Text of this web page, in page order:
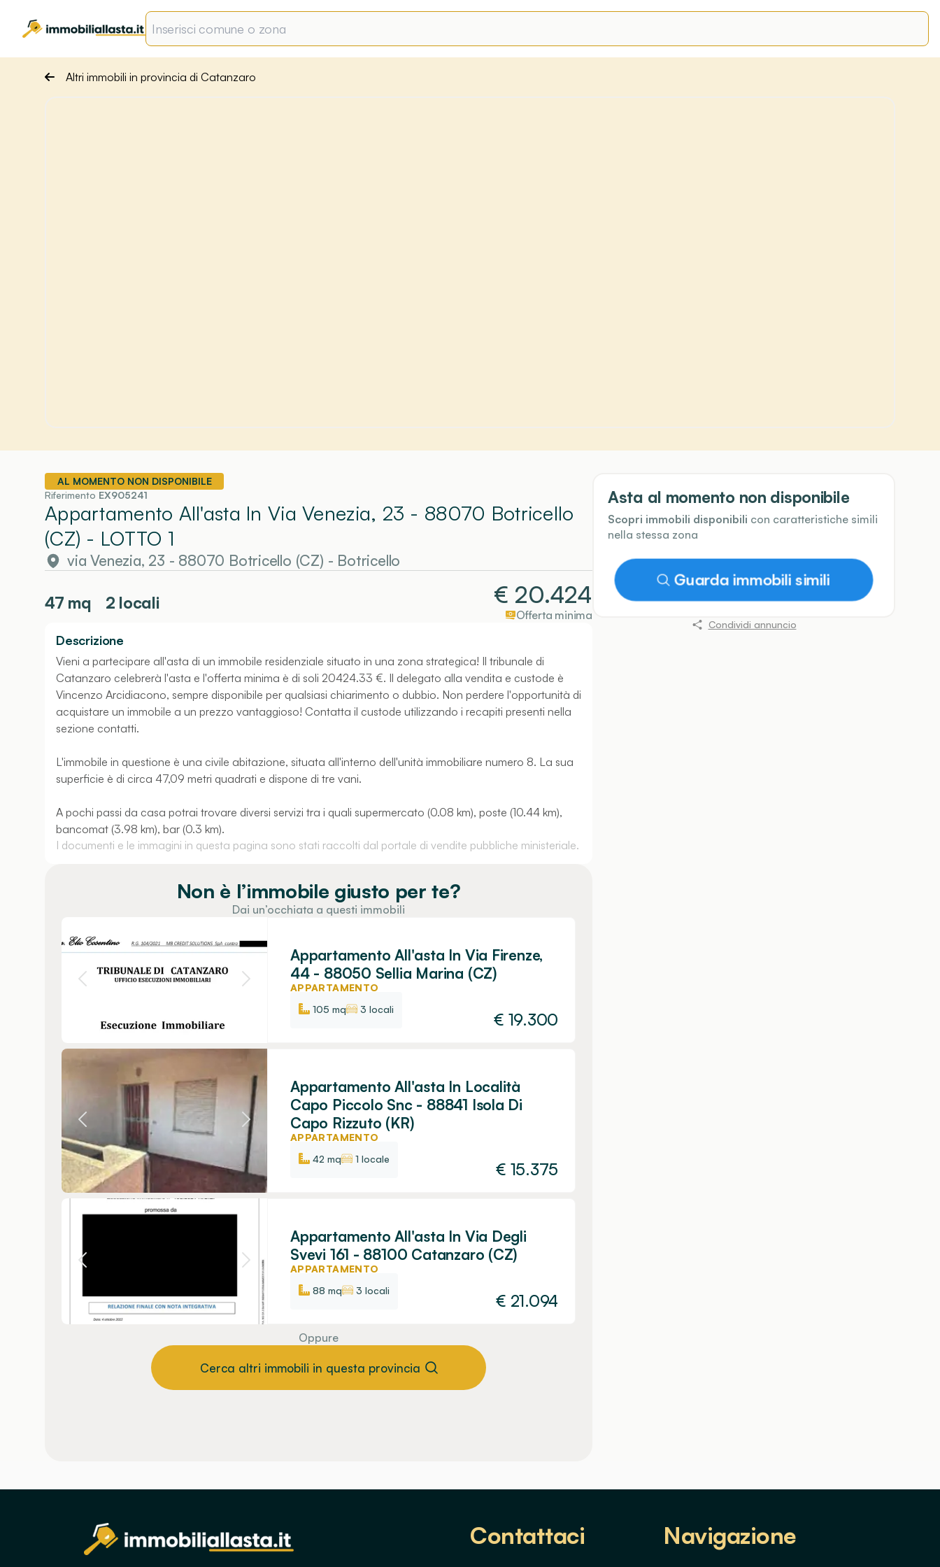
Altri immobili in provincia di Catanzaro
AL MOMENTO NON DISPONIBILE
Riferimento EX905241
Appartamento All'asta In Via Venezia, 23 - 88070 Botricello
(CZ) - LOTTO 1
via Venezia, 23 - 88070 Botricello (CZ) - Botricello
47 mq 2 locali € 20.424
Offerta minima
Descrizione
Vieni a partecipare all'asta di un immobile residenziale situato in una zona strategica! Il tribunale di
Catanzaro celebrerà l'asta e l'offerta minima è di soli 20424.33 €. Il delegato alla vendita e custode è
Vincenzo Arcidiacono, sempre disponibile per qualsiasi chiarimento o dubbio. Non perdere l'opportunità di
acquistare un immobile a un prezzo vantaggioso! Contatta il custode utilizzando i recapiti presenti nella
sezione contatti.
L'immobile in questione è una civile abitazione, situata all'interno dell'unità immobiliare numero 8. La sua
superficie è di circa 47,09 metri quadrati e dispone di tre vani.
A pochi passi da casa potrai trovare diversi servizi tra i quali supermercato (0.08 km), poste (10.44 km),
bancomat (3.98 km), bar (0.3 km).
I documenti e le immagini in questa pagina sono stati raccolti dal portale di vendite pubbliche ministeriale.
Non è l’immobile giusto per te?
Dai un’occhiata a questi immobili
Appartamento All'asta In Via Firenze,
44 - 88050 Sellia Marina (CZ)
APPARTAMENTO
105 mq
3 locali
€ 19.300
Appartamento All'asta In Località
Capo Piccolo Snc - 88841 Isola Di
Capo Rizzuto (KR)
APPARTAMENTO
42 mq
1 locale
€ 15.375
Appartamento All'asta In Via Degli
Svevi 161 - 88100 Catanzaro (CZ)
APPARTAMENTO
88 mq
3 locali
€ 21.094
Oppure
Cerca altri immobili in questa provincia
Asta al momento non disponibile
Scopri immobili disponibili con caratteristiche simili
nella stessa zona
Guarda immobili simili
Condividi annuncio
Contattaci Navigazione